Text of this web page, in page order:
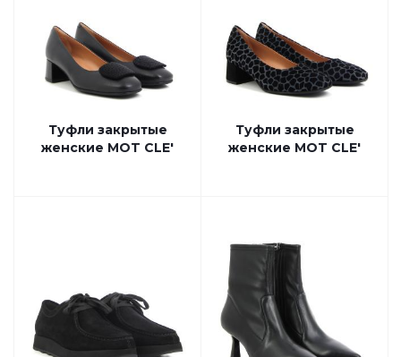
Туфли закрытые
женские MOT CLE'
Туфли закрытые
женские MOT CLE'